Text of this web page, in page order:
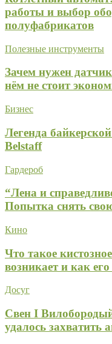
работы и выбор
полуфабрикатов
Полезные инструменты
Зачем нужен
нём не стоит
Бизнес
Легенда
Belstaff
Гардероб
“Лена и
Попытка снять
Кино
Что такое
возникает и как
Досуг
Свен I
удалось захватить